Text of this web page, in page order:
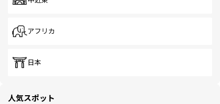
アフリカ
日本
人気スポット